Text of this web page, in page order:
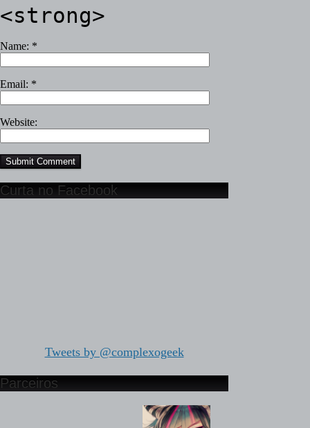
<strong>
Name: *
Email: *
Website:
Curta no Facebook
Tweets by @complexogeek
Parceiros